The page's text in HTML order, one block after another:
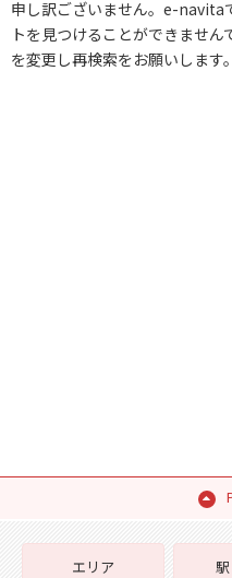
申し訳ございません。e-navita
トを見つけることができません
を変更し再検索をお願いします。
エリア